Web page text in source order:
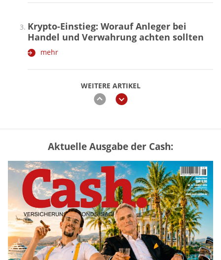
WEITERE ARTIKEL
zurückweiter
Krypto-Einstieg: Worauf Anleger bei
Handel und Verwahrung achten sollten
mehr
Vermieter-Zutritt: Wann Mieter
die Wohnung öffnen müssen
mehr
Goldpreis erreicht Sieben-Wochen-
Hoch nach schwachen US-Jobdaten
mehr
Aktuelle Ausgabe der Cash: